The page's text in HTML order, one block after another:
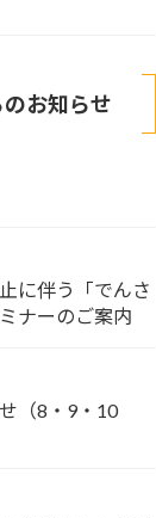
お知らせ
に伴う「でんさ
ナーのご案内
（8・9・10